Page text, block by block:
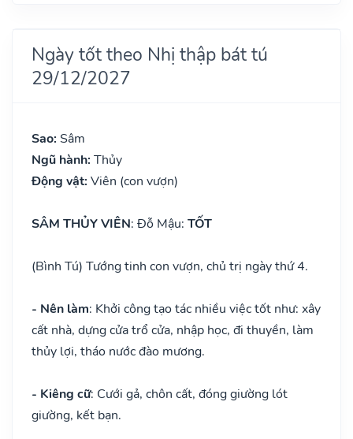
Ngày tốt theo Nhị thập bát tú
29/12/2027
Sao: Sâm
Ngũ hành: Thủy
Động vật: Viên (con vượn)
SÂM THỦY VIÊN: Đỗ Mậu: TỐT
(Bình Tú) Tướng tinh con vượn, chủ trị ngày thứ 4.
- Nên làm: Khởi công tạo tác nhiều việc tốt như: xây
cất nhà, dựng cửa trổ cửa, nhập học, đi thuyền, làm
thủy lợi, tháo nước đào mương.
- Kiêng cữ: Cưới gả, chôn cất, đóng giường lót
giường, kết bạn.